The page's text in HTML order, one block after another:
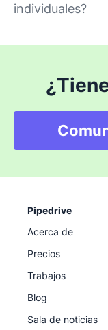
individuales?
Pipedrive
Acerca de
Precios
Trabajos
Blog
Sala de noticias